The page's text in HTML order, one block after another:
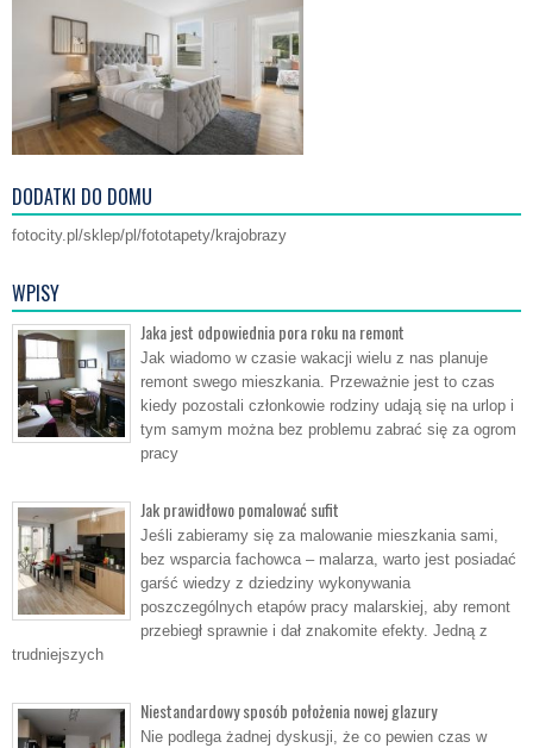
DODATKI DO DOMU
fotocity.pl/sklep/pl/fototapety/krajobrazy
WPISY
Jaka jest odpowiednia pora roku na remont
Jak wiadomo w czasie wakacji wielu z nas planuje
remont swego mieszkania. Przeważnie jest to czas
kiedy pozostali członkowie rodziny udają się na urlop i
tym samym można bez problemu zabrać się za ogrom
pracy
Jak prawidłowo pomalować sufit
Jeśli zabieramy się za malowanie mieszkania sami,
bez wsparcia fachowca – malarza, warto jest posiadać
garść wiedzy z dziedziny wykonywania
poszczególnych etapów pracy malarskiej, aby remont
przebiegł sprawnie i dał znakomite efekty. Jedną z
trudniejszych
Niestandardowy sposób położenia nowej glazury
Nie podlega żadnej dyskusji, że co pewien czas w